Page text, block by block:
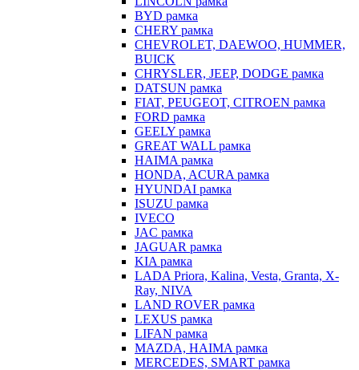
BYD рамка
CHERY рамка
CHEVROLET, DAEWOO, HUMMER,
BUICK
CHRYSLER, JEEP, DODGE рамка
DATSUN рамка
FIAT, PEUGEOT, CITROEN рамка
FORD рамка
GEELY рамка
GREAT WALL рамка
HAIMA рамка
HONDA, ACURA рамка
HYUNDAI рамка
ISUZU рамка
IVECO
JAC рамка
JAGUAR рамка
KIA рамка
LADA Priora, Kalina, Vesta, Granta, X-
Ray, NIVA
LAND ROVER рамка
LEXUS рамка
LIFAN рамка
MAZDA, HAIMA рамка
MERCEDES, SMART рамка